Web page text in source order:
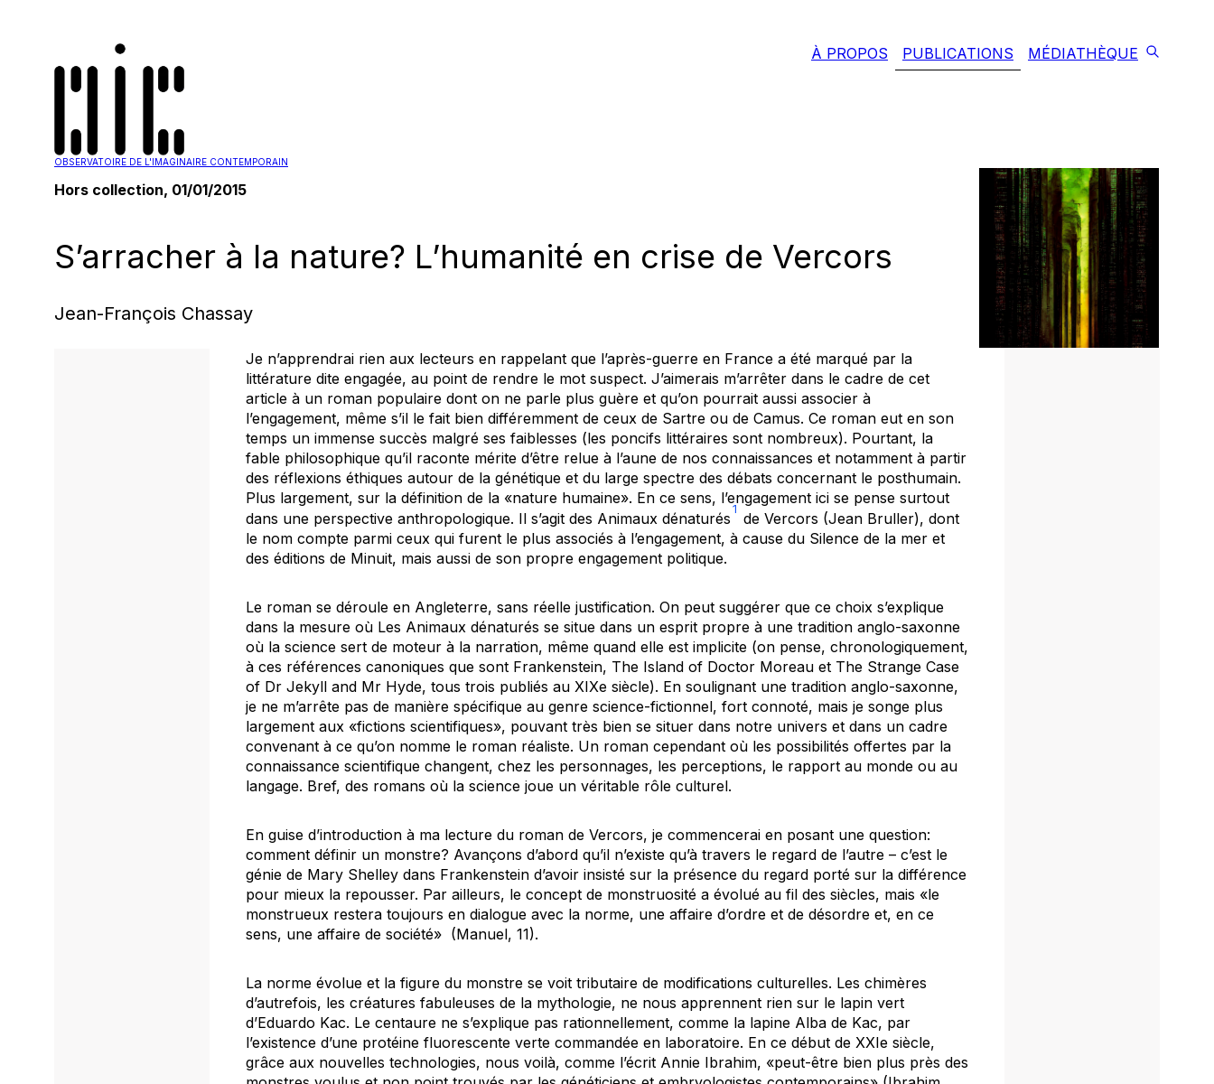
OBSERVATOIRE DE L'IMAGINAIRE CONTEMPORAIN
À PROPOS PUBLICATIONS MÉDIATHÈQUE
Hors collection, 01/01/2015
S’arracher à la nature? L’humanité en crise de Vercors
Jean-François Chassay
Je n’apprendrai rien aux lecteurs en rappelant que l’après-guerre en France a été marqué par la
littérature dite engagée, au point de rendre le mot suspect. J’aimerais m’arrêter dans le cadre de cet
article à un roman populaire dont on ne parle plus guère et qu’on pourrait aussi associer à
l’engagement, même s’il le fait bien différemment de ceux de Sartre ou de Camus. Ce roman eut en son
temps un immense succès malgré ses faiblesses (les poncifs littéraires sont nombreux). Pourtant, la
fable philosophique qu’il raconte mérite d’être relue à l’aune de nos connaissances et notamment à partir
des réflexions éthiques autour de la génétique et du large spectre des débats concernant le posthumain.
Plus largement, sur la définition de la «nature humaine». En ce sens, l’engagement ici se pense surtout
dans une perspective anthropologique. Il s’agit des Animaux dénaturés
1
de Vercors (Jean Bruller), dont
le nom compte parmi ceux qui furent le plus associés à l’engagement, à cause du Silence de la mer et
des éditions de Minuit, mais aussi de son propre engagement politique.
Le roman se déroule en Angleterre, sans réelle justification. On peut suggérer que ce choix s’explique
dans la mesure où Les Animaux dénaturés se situe dans un esprit propre à une tradition anglo-saxonne
où la science sert de moteur à la narration, même quand elle est implicite (on pense, chronologiquement,
à ces références canoniques que sont Frankenstein, The Island of Doctor Moreau et The Strange Case
of Dr Jekyll and Mr Hyde, tous trois publiés au XIXe siècle). En soulignant une tradition anglo-saxonne,
je ne m’arrête pas de manière spécifique au genre science-fictionnel, fort connoté, mais je songe plus
largement aux «fictions scientifiques», pouvant très bien se situer dans notre univers et dans un cadre
convenant à ce qu’on nomme le roman réaliste. Un roman cependant où les possibilités offertes par la
connaissance scientifique changent, chez les personnages, les perceptions, le rapport au monde ou au
langage. Bref, des romans où la science joue un véritable rôle culturel.
En guise d’introduction à ma lecture du roman de Vercors, je commencerai en posant une question:
comment définir un monstre? Avançons d’abord qu’il n’existe qu’à travers le regard de l’autre – c’est le
génie de Mary Shelley dans Frankenstein d’avoir insisté sur la présence du regard porté sur la différence
pour mieux la repousser. Par ailleurs, le concept de monstruosité a évolué au fil des siècles, mais «le
monstrueux restera toujours en dialogue avec la norme, une affaire d’ordre et de désordre et, en ce
sens, une affaire de société» (Manuel, 11).
La norme évolue et la figure du monstre se voit tributaire de modifications culturelles. Les chimères
d’autrefois, les créatures fabuleuses de la mythologie, ne nous apprennent rien sur le lapin vert
d’Eduardo Kac. Le centaure ne s’explique pas rationnellement, comme la lapine Alba de Kac, par
l’existence d’une protéine fluorescente verte commandée en laboratoire. En ce début de XXIe siècle,
grâce aux nouvelles technologies, nous voilà, comme l’écrit Annie Ibrahim, «peut-être bien plus près des